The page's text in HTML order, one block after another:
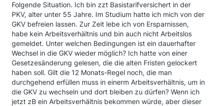
Folgende Situation. Ich bin zzt Basistarifversichert in der
PKV, alter unter 55 Jahre. Im Studium hatte ich mich von der
GKV befreien lassen. Zur Zeit lebe ich von Ersparnissen,
habe kein Arbeitsverhältnis und bin auch nicht Arbeitslos
gemeldet. Unter welchen Bedingungen ist ein dauerhafter
Wechsel in die GKV wieder möglich? Ich hatte von einer
Gesetzesänderung gelesen, die die alten Fristen gelockert
haben soll. Gilt die 12 Monats-Regel noch, die man
durchgehend erfüllen muss in einerm Arbeitsverhältnis, um in
die GKV zu wechseln und dort bleiben zu dürfen? Wenn ich
jetzt zB ein Arbeitsverhältnis bekommen würde, aber dieser